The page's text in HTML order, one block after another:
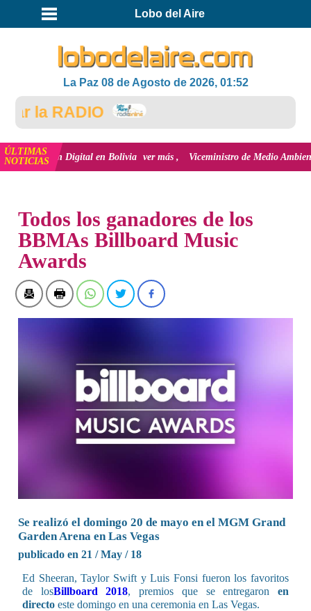
Lobo del Aire
La Paz 08 de Agosto de 2026, 01:52
la RADIO
ÚLTIMAS
NOTICIAS
Digital en Bolivia ver más Viceministro de Medio Ambiente, José
Todos los ganadores de los
BBMAs Billboard Music
Awards
Se realizó el domingo 20 de mayo en el MGM Grand
Garden Arena en Las Vegas
publicado en 21 / May / 18
Ed Sheeran, Taylor Swift y Luis Fonsi fueron los favoritos
de losBillboard 2018, premios que se entregaronen
directo este domingo en una ceremonia en Las Vegas.